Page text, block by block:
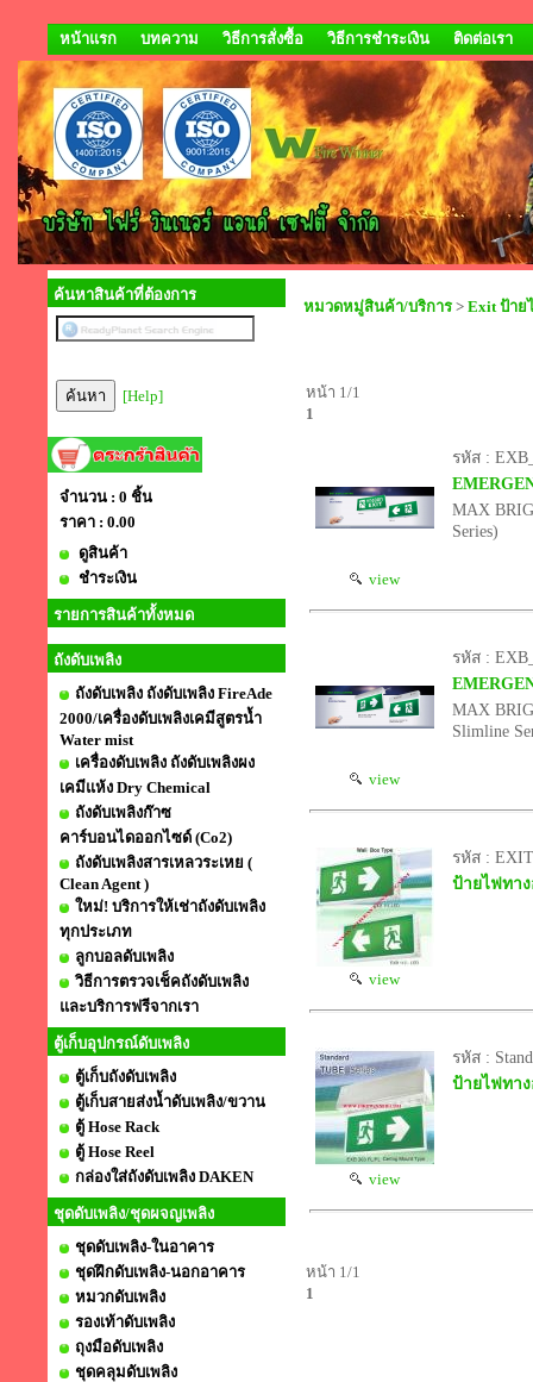
หน้าแรก บทความ วิธีการสั่งซื้อ วิธีการชำระเงิน ติดต่อเรา
ค้นหาสินค้าที่ต้องการ
[Help]
จำนวน : 0 ชิ้น
ราคา : 0.00
ดูสินค้า
ชำระเงิน
รายการสินค้าทั้งหมด
ถังดับเพลิง
ถังดับเพลิง ถังดับเพลิง FireAde
2000/เครื่องดับเพลิงเคมีสูตรน้ำ
Water mist
เครื่องดับเพลิง ถังดับเพลิงผง
เคมีแห้ง Dry Chemical
ถังดับเพลิงก๊าซ
คาร์บอนไดออกไซด์ (Co2)
ถังดับเพลิงสารเหลวระเหย (
Clean Agent )
ใหม่! บริการให้เช่าถังดับเพลิง
ทุกประเภท
ลูกบอลดับเพลิง
วิธีการตรวจเช็คถังดับเพลิง
และบริการฟรีจากเรา
ตู้เก็บอุปกรณ์ดับเพลิง
ตู้เก็บถังดับเพลิง
ตู้เก็บสายส่งน้ำดับเพลิง/ขวาน
ตู้ Hose Rack
ตู้ Hose Reel
กล่องใส่ถังดับเพลิง DAKEN
ชุดดับเพลิง/ชุดผจญเพลิง
ชุดดับเพลิง-ในอาคาร
ชุดฝึกดับเพลิง-นอกอาคาร
หมวกดับเพลิง
รองเท้าดับเพลิง
ถุงมือดับเพลิง
ชุดคลุมดับเพลิง
หมวดหมู่สินค้า/บริการ > Exit ป้าย
หน้า 1/1
1
view
รหัส :
MAX
Series)
view
รหัส :
MAX
Slimline
view
รหัส :
ป้ายไฟทาง
view
รหัส :
ป้ายไฟทาง
หน้า 1/1
1